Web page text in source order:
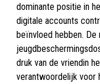
dominante positie in
digitale accounts
beïnvloed hebben.
druk van de vriendin
verantwoordelijk voor